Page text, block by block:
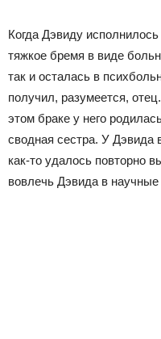
Когда Дэвиду
тяжкое бремя в виде
так и осталась в
получил, разумеется,
этом браке у него
сводная сестра. У Дэвида
как-то удалось повторно
вовлечь Дэвида в